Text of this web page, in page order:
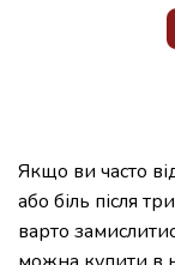
Якщо ви часто
або біль після
варто